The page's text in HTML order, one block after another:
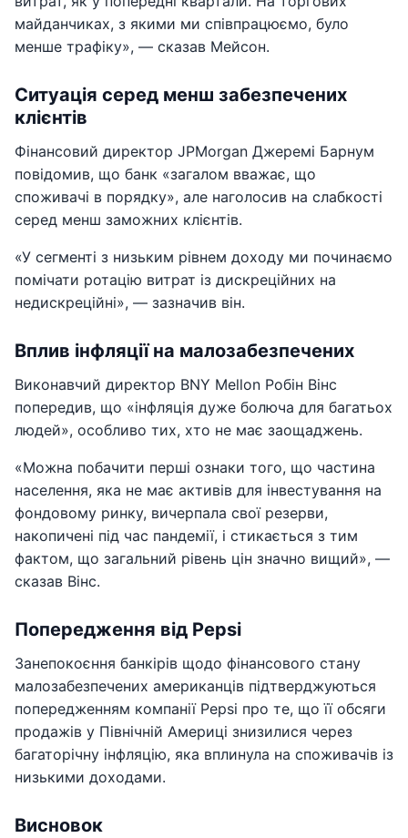
майданчиках, з якими ми співпрацюємо, було
менше трафіку», — сказав Мейсон.
Ситуація серед менш забезпечених
клієнтів
Фінансовий директор JPMorgan Джеремі Барнум
повідомив, що банк «загалом вважає, що
споживачі в порядку», але наголосив на слабкості
серед менш заможних клієнтів.
«У сегменті з низьким рівнем доходу ми починаємо
помічати ротацію витрат із дискреційних на
недискреційні», — зазначив він.
Вплив інфляції на малозабезпечених
Виконавчий директор BNY Mellon Робін Вінс
попередив, що «інфляція дуже болюча для багатьох
людей», особливо тих, хто не має заощаджень.
«Можна побачити перші ознаки того, що частина
населення, яка не має активів для інвестування на
фондовому ринку, вичерпала свої резерви,
накопичені під час пандемії, і стикається з тим
фактом, що загальний рівень цін значно вищий», —
сказав Вінс.
Попередження від Pepsi
Занепокоєння банкірів щодо фінансового стану
малозабезпечених американців підтверджуються
попередженням компанії Pepsi про те, що її обсяги
продажів у Північній Америці знизилися через
багаторічну інфляцію, яка вплинула на споживачів із
низькими доходами.
Висновок